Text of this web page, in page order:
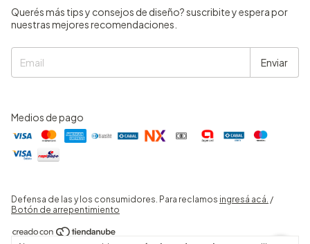
Querés más tips y consejos de diseño? suscribite y espera por
nuestras mejores recomendaciones.
Medios de pago
Defensa de las y los consumidores. Para reclamos ingresá acá. /
Botón de arrepentimiento